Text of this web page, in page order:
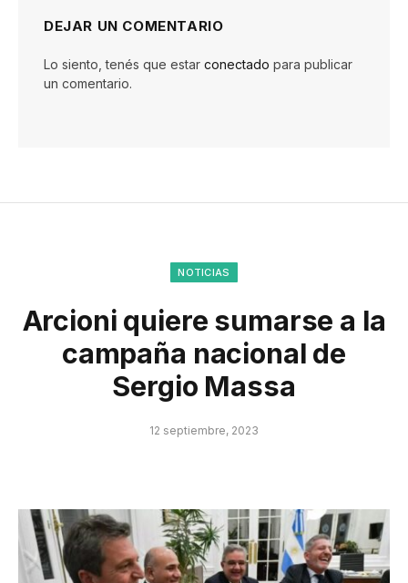
DEJAR UN COMENTARIO
Lo siento, tenés que estar conectado para publicar
un comentario.
NOTICIAS
Arcioni quiere sumarse a la
campaña nacional de
Sergio Massa
12 septiembre, 2023